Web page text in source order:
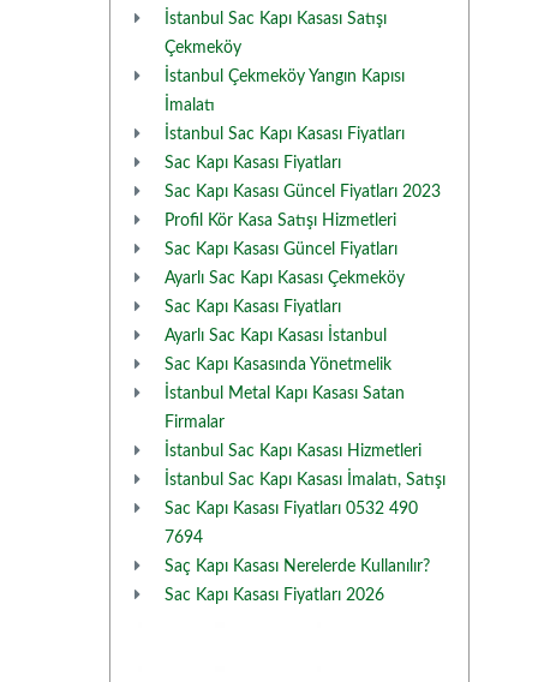
İstanbul Sac Kapı Kasası Satışı
Çekmeköy
İstanbul Çekmeköy Yangın Kapısı
İmalatı
İstanbul Sac Kapı Kasası Fiyatları
Sac Kapı Kasası Fiyatları
Sac Kapı Kasası Güncel Fiyatları 2023
Profil Kör Kasa Satışı Hizmetleri
Sac Kapı Kasası Güncel Fiyatları
Ayarlı Sac Kapı Kasası Çekmeköy
Sac Kapı Kasası Fiyatları
Ayarlı Sac Kapı Kasası İstanbul
Sac Kapı Kasasında Yönetmelik
İstanbul Metal Kapı Kasası Satan
Firmalar
İstanbul Sac Kapı Kasası Hizmetleri
İstanbul Sac Kapı Kasası İmalatı, Satışı
Sac Kapı Kasası Fiyatları 0532 490
7694
Saç Kapı Kasası Nerelerde Kullanılır?
Sac Kapı Kasası Fiyatları 2026